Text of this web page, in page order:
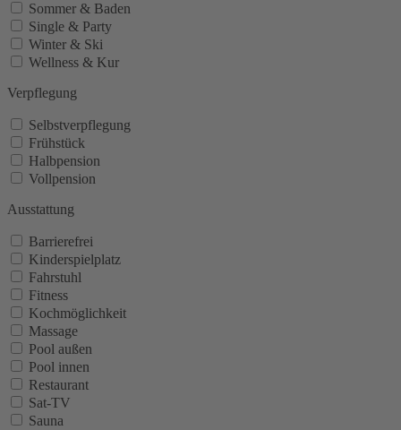
Sommer & Baden
Single & Party
Winter & Ski
Wellness & Kur
Verpflegung
Selbstverpflegung
Frühstück
Halbpension
Vollpension
Ausstattung
Barrierefrei
Kinderspielplatz
Fahrstuhl
Fitness
Kochmöglichkeit
Massage
Pool außen
Pool innen
Restaurant
Sat-TV
Sauna